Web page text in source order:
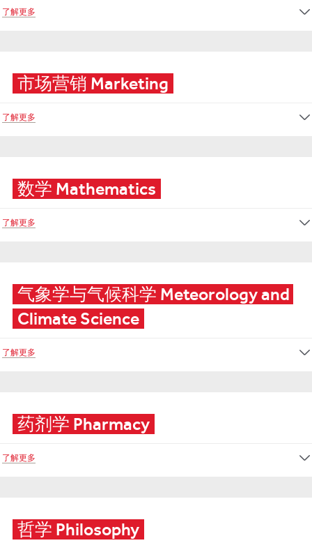
了解更多
市场营销 Marketing
了解更多
数学 Mathematics
了解更多
气象学与气候科学 Meteorology and
Climate Science
了解更多
药剂学 Pharmacy
了解更多
哲学 Philosophy